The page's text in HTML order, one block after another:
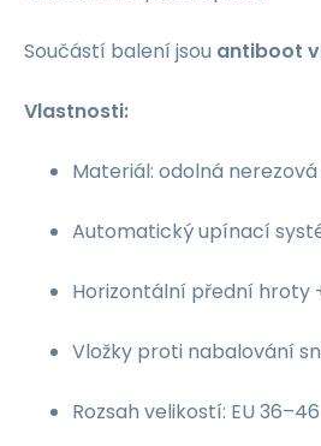
Součástí balení jsou antiboot
Vlastnosti:
Materiál: odolná
Automatický upínací
Horizontální přední hroty
Vložky proti nabalování
Rozsah velikostí: EU 36–46